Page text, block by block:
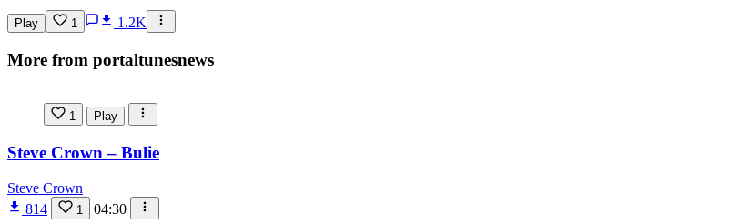
Play 1 1.2K
More from portaltunesnews
1 Play
Steve Crown – Bulie
Steve Crown
814
1 04:30